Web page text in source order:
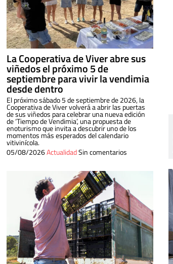
La Cooperativa de Viver abre sus
viñedos el próximo 5 de
septiembre para vivir la vendimia
desde dentro
El próximo sábado 5 de septiembre de 2026, la
Cooperativa de Viver volverá a abrir las puertas
de sus viñedos para celebrar una nueva edición
de ‘Tiempo de Vendimia’, una propuesta de
enoturismo que invita a descubrir uno de los
momentos más esperados del calendario
vitivinícola.
05/08/2026ActualidadSin comentarios